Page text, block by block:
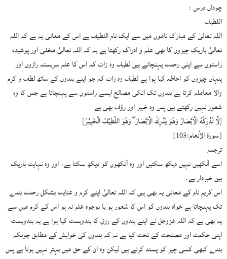
چوداں درس :
اللطيف
اللہ تعالیٰ کے مبارک ناموں میں سے ایک نام اللطیف ہے اس کے معانی یہ ہے کہ اللہ
تعالیٰ باریک چیزوں کا بھی علم و ادراک رکھتا ہے یہ کہ اللہ تعالیٰ مخفی اور پوشیدہ
راستوں سے اپنی رحمت پہنچاتے ہیں لطیف وہ زات کہ اس کا علم سربستہ رازوں اور
پنہاں چیزوں کو احاطہ کیا ہوا ہے لطیف وہ زات کہ جو اپنے بندوں کے ساتھ لطف و کرم
والا معاملہ کرتا ہے بندوں تک انکی مصالح ایسے راستوں سے پہنچاتا ہے جس کا وہ
شعور نہیں رکھتے ہیں پس وہ خبیر اور رؤف بھی ہے
{لَّا تُدْرِكُهُ الْاَبْصَارُ وَهُوَ يُدْرِكُ الْاَبْصَارَ ۖ وَهُوَ اللَّطِيْفُ الْخَبِيْـرُ}
[سورة الأنعام:103]
ترجمہ
اسے آنکھیں نہیں دیکھ سکتیں اور وہ آنکھوں کو دیکھ سکتا ہے، اور وہ نہایت باریک
بین خبردار ہے.
اس کریم نام کے معانی یہ بھی ہیں کہ اللہ تعالیٰ اپنے کرم و عنایت بشکل رحمت بندے
تک پہنچاتا ہے خواہ بندوں کو اس کا شعور ہو یا بوجوہ علم نہ ہو اس کے کرم میں سے
یہ بھی ہے کہ اللہ عزوجل نے اپنے بندوں کے رزق کا بندوبست کیا ہوا ہے یہ بندوبست
اپنی حکمت اور مصلحت کے تحت کیا ہے نہ کہ بندوں کی خواہش کے مطابق چونکہ
بندے کبھی کسی چیز کو پسند کرتے ہیں لیکن وہ ان کے حق میں بہتر نہیں ہوتا ہے پس